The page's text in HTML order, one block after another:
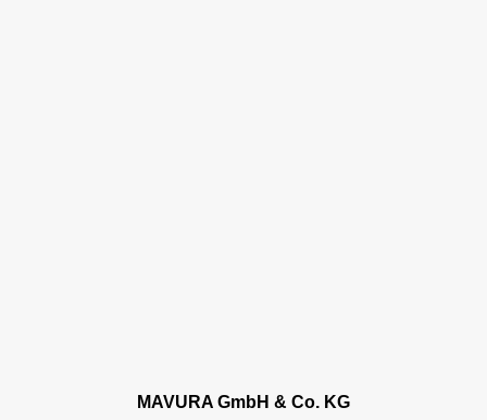
MAVURA GmbH & Co. KG